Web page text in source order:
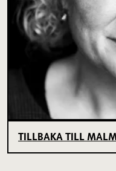
TILLBAKA TILL